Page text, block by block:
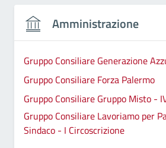
Amministrazione
Gruppo Consiliare Generazione
Gruppo Consiliare Forza Palermo
Gruppo Consiliare Gruppo Misto -
Gruppo Consiliare Lavoriamo per
Sindaco - I Circoscrizione